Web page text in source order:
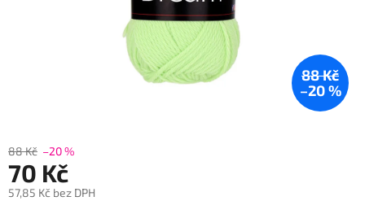
88 Kč
–20 %
88 Kč –20 %
70 Kč
57,85 Kč bez DPH